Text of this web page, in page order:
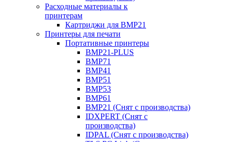
Расходные материалы к
принтерам
Картриджи для BMP21
Принтеры для печати
Портативные принтеры
BMP21-PLUS
BMP71
BMP41
BMP51
BMP53
BMP61
BMP21 (Снят с производства)
IDXPERT (Снят с
производства)
IDPAL (Снят с производства)